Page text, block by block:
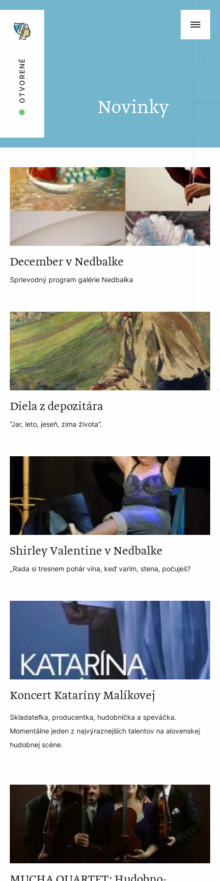
Novinky
OTVORENÉ
December v Nedbalke
Sprievodný program galérie Nedbalka
Diela z depozitára
“Jar, leto, jeseň, zima života”.
Shirley Valentine v Nedbalke
„Rada si tresnem pohár vína, keď varím, stena, počuješ?
Koncert Kataríny Malíkovej
Skladateľka, producentka, hudobníčka a speváčka.
Momentálne jeden z najvýraznejších talentov na alovenskej
hudobnej scéne.